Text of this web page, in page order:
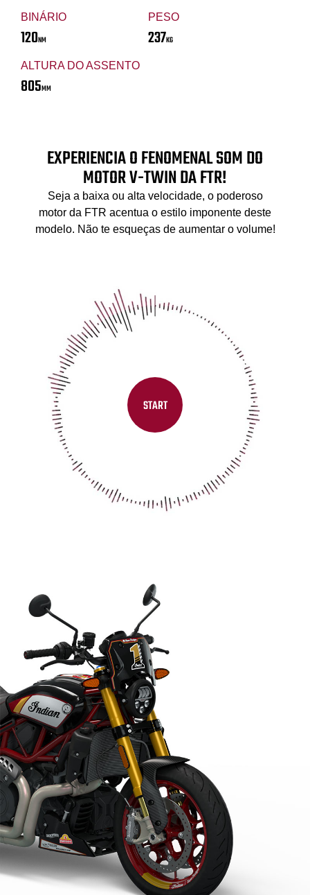
BINÁRIO
120NM
PESO
237KG
ALTURA DO ASSENTO
805MM
EXPERIENCIA O FENOMENAL SOM DO
MOTOR V-TWIN DA FTR!
Seja a baixa ou alta velocidade, o poderoso
motor da FTR acentua o estilo imponente deste
modelo. Não te esqueças de aumentar o volume!
START